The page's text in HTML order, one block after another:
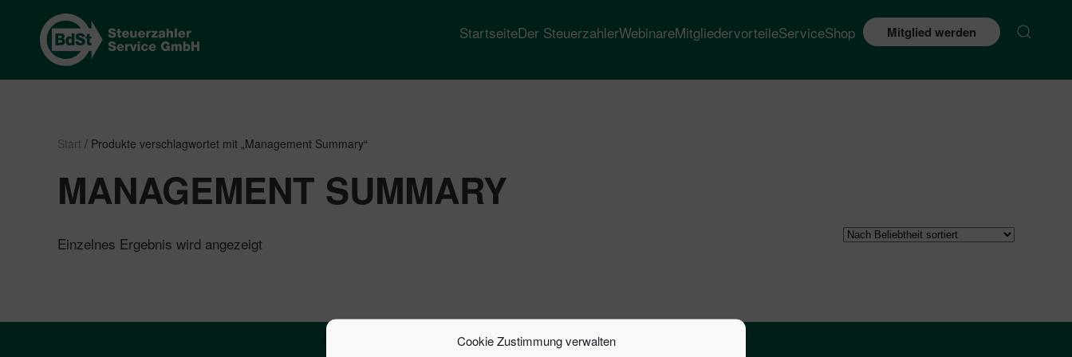
Cookie Zustimmung verwalten
StartseiteDer SteuerzahlerWebinareMitgliedervorteileServiceShop Mitglied werden
Start / Produkte verschlagwortet mit „Management Summary“
MANAGEMENT SUMMARY
Einzelnes Ergebnis wird angezeigt